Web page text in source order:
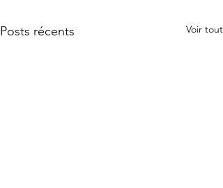
Posts récents Voir tout